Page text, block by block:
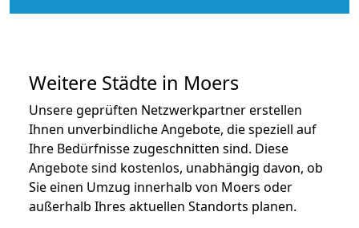
Weitere Städte in Moers
Unsere geprüften Netzwerkpartner erstellen
Ihnen unverbindliche Angebote, die speziell auf
Ihre Bedürfnisse zugeschnitten sind. Diese
Angebote sind kostenlos, unabhängig davon, ob
Sie einen Umzug innerhalb von Moers oder
außerhalb Ihres aktuellen Standorts planen.